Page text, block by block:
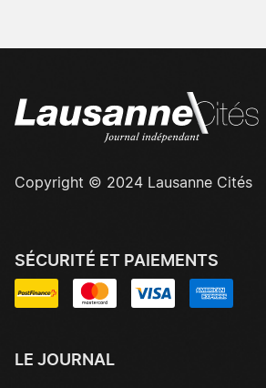
Copyright © 2024 Lausanne Cités
SÉCURITÉ ET PAIEMENTS
LE JOURNAL